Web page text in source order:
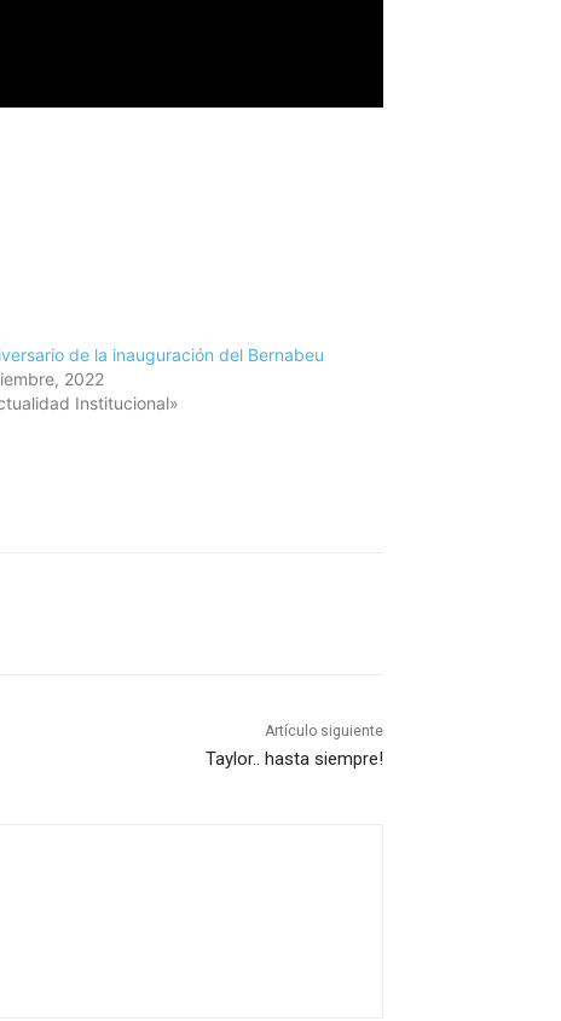
de la inauguración del Bernabeu
2022
Institucional»
Artículo siguiente
Taylor.. hasta siempre!